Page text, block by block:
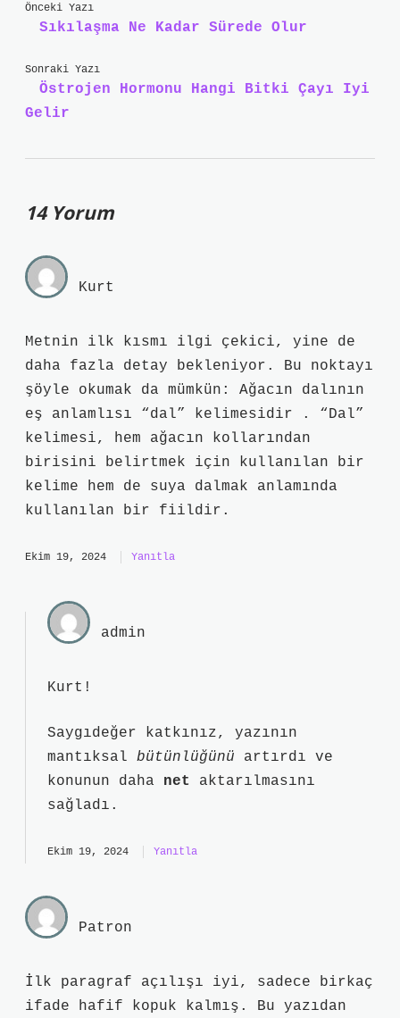
Önceki Yazı
Sıkılaşma Ne Kadar Sürede Olur
Sonraki Yazı
Östrojen Hormonu Hangi Bitki Çayı Iyi
Gelir
14 Yorum
Kurt
Metnin ilk kısmı ilgi çekici, yine de
daha fazla detay bekleniyor. Bu noktayı
şöyle okumak da mümkün: Ağacın dalının
eş anlamlısı “dal” kelimesidir . “Dal”
kelimesi, hem ağacın kollarından
birisini belirtmek için kullanılan bir
kelime hem de suya dalmak anlamında
kullanılan bir fiildir.
Ekim 19, 2024 Yanıtla
admin
Kurt!
Saygıdeğer katkınız, yazının
mantıksal bütünlüğünü artırdı ve
konunun daha net
aktarılmasını
sağladı.
Ekim 19, 2024 Yanıtla
Patron
İlk paragraf açılışı iyi, sadece birkaç
ifade hafif kopuk kalmış. Bu yazıdan